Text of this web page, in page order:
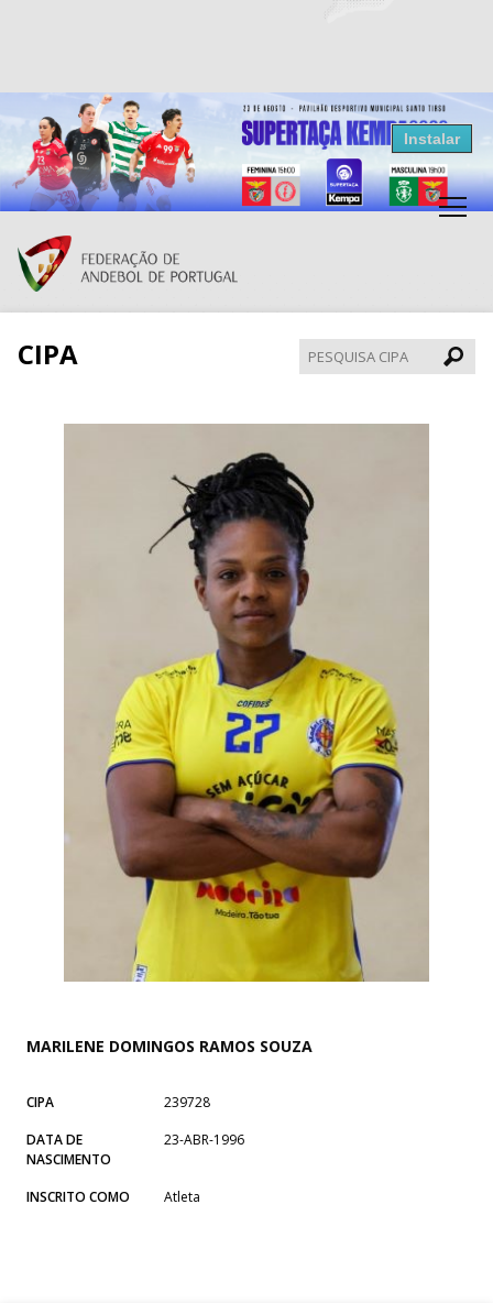
Resultados Andebol
Federação de Andebol de Portugal
Grátis - Disponivel na Play Store
Instalar
CIPA
CIPA
MARILENE DOMINGOS RAMOS SOUZA
CIPA
239728
DATA DE
NASCIMENTO
23-ABR-1996
INSCRITO COMO Atleta